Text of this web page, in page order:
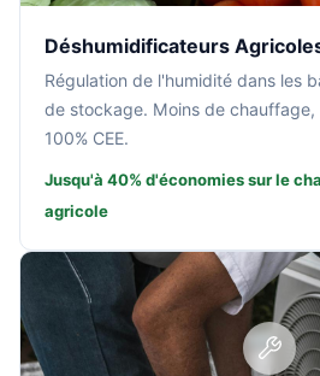
Déshumidificateurs
Régulation de l'humidité dans les
de stockage. Moins de chauffage,
100% CEE.
Jusqu'à 40% d'économies sur le
agricole